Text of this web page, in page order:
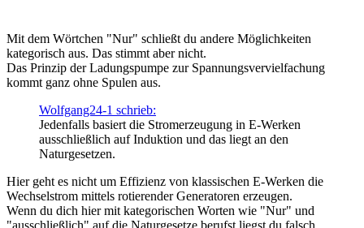
Mit dem Wörtchen "Nur" schließt du andere Möglichkeiten
kategorisch aus. Das stimmt aber nicht.
Das Prinzip der Ladungspumpe zur Spannungsvervielfachung
kommt ganz ohne Spulen aus.
Wolfgang24-1 schrieb:
Jedenfalls basiert die Stromerzeugung in E-Werken
ausschließlich auf Induktion und das liegt an den
Naturgesetzen.
Hier geht es nicht um Effizienz von klassischen E-Werken die
Wechselstrom mittels rotierender Generatoren erzeugen.
Wenn du dich hier mit kategorischen Worten wie "Nur" und
"ausschließlich" auf die Naturgesetze berufst liegst du falsch.